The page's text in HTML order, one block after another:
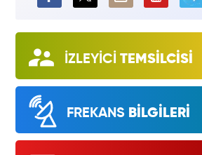
İZLEYİCİ TEMSİLCİSİ
FREKANS BİLGİLERİ